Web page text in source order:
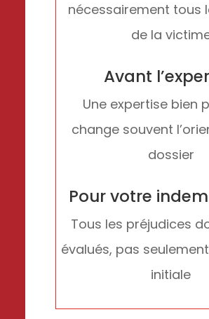
nécessairement tous
de la
Avant
Une expertise bien
change souvent
dossier
Pour votre
Tous les préjudices
évalués, pas
initiale